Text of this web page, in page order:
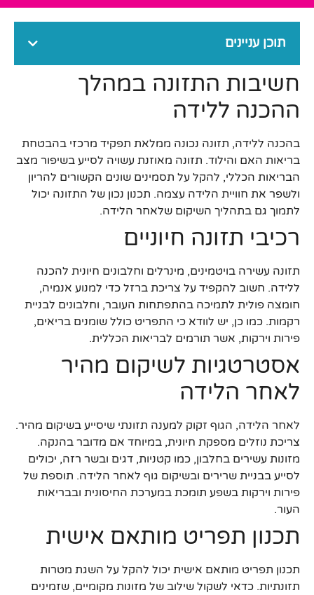
תוכן עניינים
חשיבות התזונה במהלך
ההכנה ללידה
בהכנה ללידה, תזונה נכונה ממלאת תפקיד מרכזי בהבטחת
בריאות האם והילוד. תזונה מאוזנת עשויה לסייע בשיפור מצב
הבריאות הכללי, להקל על תסמינים שונים הקשורים להריון
ולשפר את חוויית הלידה עצמה. תכנון נכון של התזונה יכול
לתמוך גם בתהליך השיקום שלאחר הלידה.
רכיבי תזונה חיוניים
תזונה עשירה בויטמינים, מינרלים וחלבונים חיונית להכנה
ללידה. חשוב להקפיד על צריכת ברזל כדי למנוע אנמיה,
חומצה פולית לתמיכה בהתפתחות העובר, וחלבונים לבניית
רקמות. כמו כן, יש לוודא כי התפריט כולל שומנים בריאים,
פירות וירקות, אשר תורמים לבריאות הכללית.
אסטרטגיות לשיקום מהיר
לאחר הלידה
לאחר הלידה, הגוף זקוק למענה תזונתי שיסייע בשיקום מהיר.
צריכת נוזלים מספקת חיונית, במיוחד אם מדובר בהנקה.
מזונות עשירים בחלבון, כמו קטניות, דגים ובשר רזה, יכולים
לסייע בבניית שרירים ובשיקום גוף לאחר הלידה. תוספת של
פירות וירקות בשפע תומכת במערכת החיסונית ובבריאות
העור.
תכנון תפריט מותאם אישית
תכנון תפריט מותאם אישית יכול להקל על השגת מטרות
תזונתיות. כדאי לשקול שילוב של מזונות מקומיים, שזמינים